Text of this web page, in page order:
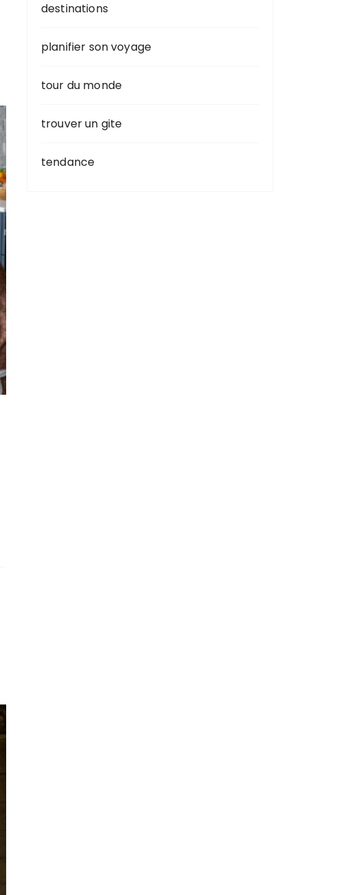
destinations
planifier son voyage
tour du monde
trouver un gite
tendance